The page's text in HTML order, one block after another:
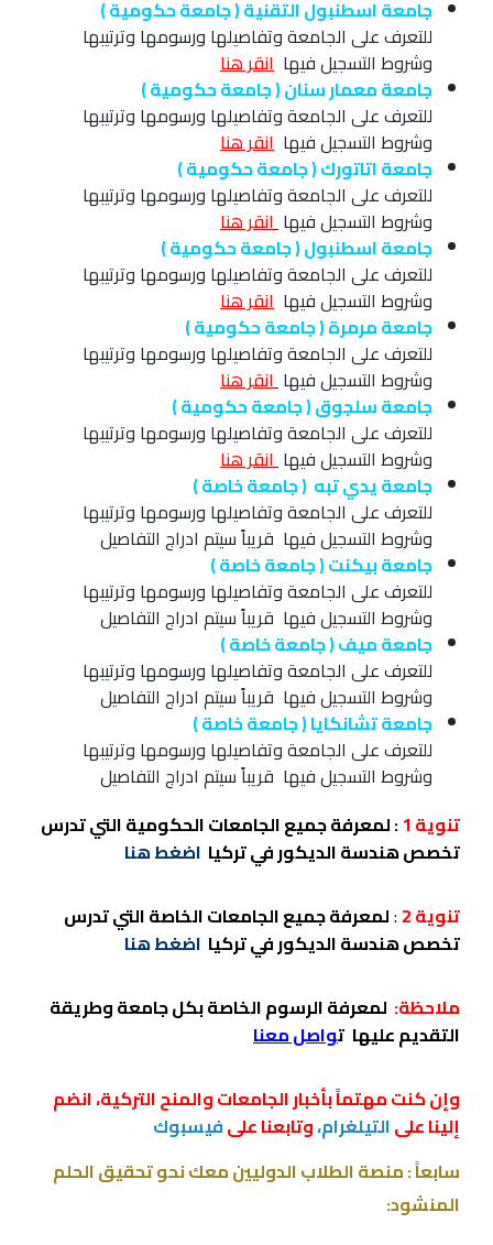
جامعة اسطنبول التقنية ( جامعة حكومية )
للتعرف على الجامعة وتفاصيلها ورسومها وترتيبها
وشروط التسجيل فيها انقر هنا
جامعة معمار سنان ( جامعة حكومية )
للتعرف على الجامعة وتفاصيلها ورسومها وترتيبها
وشروط التسجيل فيها انقر هنا
جامعة اتاتورك ( جامعة حكومية )
للتعرف على الجامعة وتفاصيلها ورسومها وترتيبها
وشروط التسجيل فيها انقرهنا
جامعة اسطنبول ( جامعة حكومية )
للتعرف على الجامعة وتفاصيلها ورسومها وترتيبها
وشروط التسجيل فيها انقر هنا
جامعة مرمرة ( جامعة حكومية )
للتعرف على الجامعة وتفاصيلها ورسومها وترتيبها
وشروط التسجيل فيها انقر هنا
جامعة سلجوق ( جامعة حكومية )
للتعرف على الجامعة وتفاصيلها ورسومها وترتيبها
وشروط التسجيل فيها انقر هنا
جامعة يدي تبه ( جامعة خاصة )
للتعرف على الجامعة وتفاصيلها ورسومها وترتيبها
وشروط التسجيل فيها قريباً سيتم ادراج التفاصيل
جامعة بيكنت ( جامعة خاصة )
للتعرف على الجامعة وتفاصيلها ورسومها وترتيبها
وشروط التسجيل فيها قريباً سيتم ادراج التفاصيل
جامعة ميف ( جامعة خاصة )
للتعرف على الجامعة وتفاصيلها ورسومها وترتيبها
وشروط التسجيل فيها قريباً سيتم ادراج التفاصيل
جامعة تشانكايا ( جامعة خاصة )
للتعرف على الجامعة وتفاصيلها ورسومها وترتيبها
وشروط التسجيل فيها قريباً سيتم ادراج التفاصيل
تنوية 1 : لمعرفة جميع الجامعات الحكومية التي تدرس
تخصص هندسة الديكور في تركيا اضغط هنا
تنوية 2 :لمعرفة جميع الجامعات الخاصة التي تدرس
تخصص هندسة الديكور في تركيا اضغط هنا
ملاحظة: لمعرفة الرسوم الخاصة بكل جامعة وطريقة
التقديم عليها تواصل معنا
وإن كنت مهتماً بأخبار الجامعات والمنح التركية، انضم
إلينا علىالتيلغرام،وتابعنا علىفيسبوك
سابعاً : منصة الطلاب الدوليين معك نحو تحقيق الحلم
المنشود: